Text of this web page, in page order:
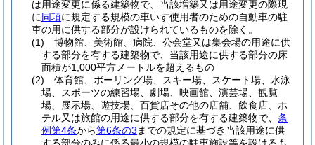
は用途変更に係る建築物で、当該増築又は用途変更の際現
に同項に規定する規模の車いす使用者のための自動車の駐
車の用に供する部分が設けられているものを除く。
(1)
博物館、美術館、病院、公会堂又は集会場の用途に供
する部分を有する建築物で、当該用途に供する部分の床
面積が1,000平方メートルを超えるもの
(2)
体育館、ボーリング場、スキー場、スケート場、水泳
場、スポーツの練習場、劇場、映画館、演芸場、観覧
場、展示場、遊技場、百貨店その他の店舗、飲食店、ホ
テル又は旅館の用途に供する部分を有する建築物で、 条
例第4条から第6条の3 までの規定に基づき当該用途に供
する部分のみに係る最小の規模の駐車施設等を設けるも